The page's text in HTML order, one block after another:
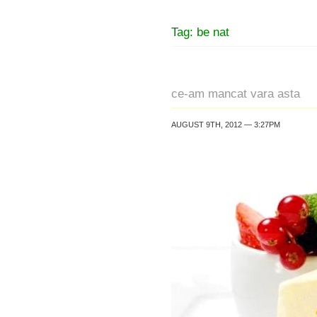
Tag: be nat
ce-am mancat vara asta
AUGUST 9TH, 2012 — 3:27PM